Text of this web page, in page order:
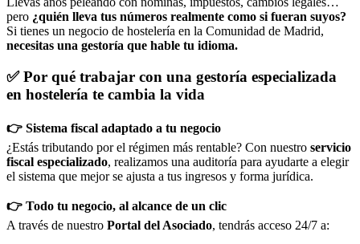
pero ¿quién lleva tus números realmente como si fueran suyos?
Si tienes un negocio de hostelería en la Comunidad de Madrid,
necesitas una gestoría que hable tu idioma.
✅Por qué trabajar con una gestoría especializada
en hostelería te cambia la vida
👉 Sistema fiscal adaptado a tu negocio
¿Estás tributando por el régimen más rentable? Con nuestro servicio
fiscal especializado, realizamos una auditoría para ayudarte a elegir
el sistema que mejor se ajusta a tus ingresos y forma jurídica.
👉 Todo tu negocio, al alcance de un clic
A través de nuestro Portal del Asociado, tendrás acceso 24/7 a: